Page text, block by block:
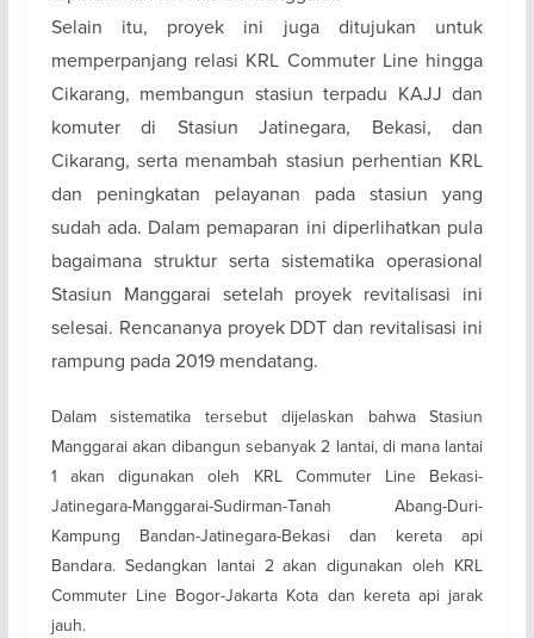
Selain itu, proyek ini juga ditujukan untuk
memperpanjang relasi KRL Commuter Line hingga
Cikarang, membangun stasiun terpadu KAJJ dan
komuter di Stasiun Jatinegara, Bekasi, dan
Cikarang, serta menambah stasiun perhentian KRL
dan peningkatan pelayanan pada stasiun yang
sudah ada. Dalam pemaparan ini diperlihatkan pula
bagaimana struktur serta sistematika operasional
Stasiun Manggarai setelah proyek revitalisasi ini
selesai. Rencananya proyek DDT dan revitalisasi ini
rampung pada 2019 mendatang.
Dalam sistematika tersebut dijelaskan bahwa Stasiun
Manggarai akan dibangun sebanyak 2 lantai, di mana lantai
1 akan digunakan oleh KRL Commuter Line Bekasi-
Jatinegara-Manggarai-Sudirman-Tanah Abang-Duri-
Kampung Bandan-Jatinegara-Bekasi dan kereta api
Bandara. Sedangkan lantai 2 akan digunakan oleh KRL
Commuter Line Bogor-Jakarta Kota dan kereta api jarak
jauh.